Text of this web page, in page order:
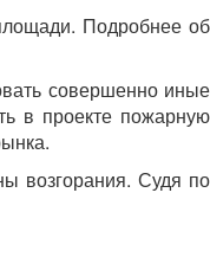
Подробнее об
совершенно иные
в проекте пожарную
возгорания. Судя по